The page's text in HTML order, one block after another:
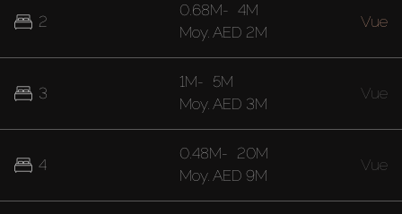
2
3
4
0.68M- 4M
Moy. AED 2M
Vue
1M- 5M
Moy. AED 3M
Vue
0.48M- 20M
Moy. AED 9M
Vue